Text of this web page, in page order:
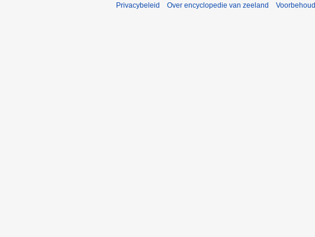
Privacybeleid Over encyclopedie van zeeland Voorbehoud